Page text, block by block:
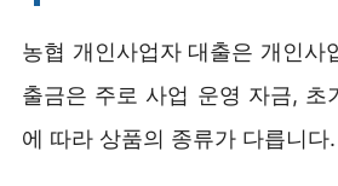
농협 개인사업자 대출은 개인사
출금은 주로 사업 운영 자금,
에 따라 상품의 종류가 다릅니다.